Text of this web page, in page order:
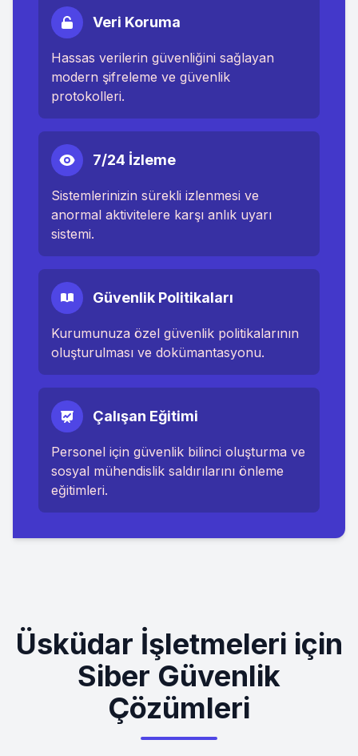
Veri Koruma
Hassas verilerin güvenliğini sağlayan
modern şifreleme ve güvenlik
protokolleri.
7/24 İzleme
Sistemlerinizin sürekli izlenmesi ve
anormal aktivitelere karşı anlık uyarı
sistemi.
Güvenlik Politikaları
Kurumunuza özel güvenlik politikalarının
oluşturulması ve dokümantasyonu.
Çalışan Eğitimi
Personel için güvenlik bilinci oluşturma ve
sosyal mühendislik saldırılarını önleme
eğitimleri.
Üsküdar İşletmeleri için
Siber Güvenlik
Çözümleri